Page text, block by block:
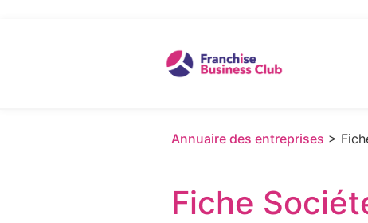
Annuaire des entreprises >
Fiche